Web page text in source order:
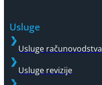
Usluge
Usluge računovodstva
Usluge revizije